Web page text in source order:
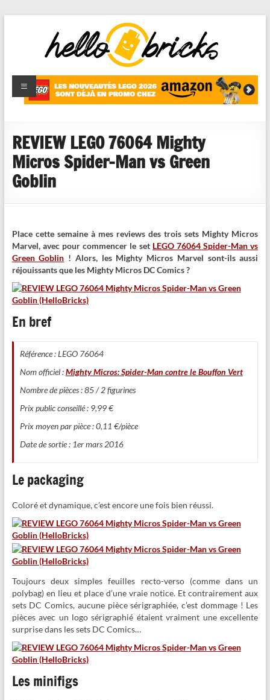
HelloBricks
Blog LEGO,
nouveaut�s
reviews
REVIEW LEGO 76064 Mighty
Micros Spider-Man vs Green
Goblin
Place cette semaine à mes reviews des trois sets Mighty Micros
Marvel, avec pour commencer le set LEGO 76064 Spider-Man vs
Green Goblin ! Alors, les Mighty Micros Marvel sont-ils aussi
réjouissants que les Mighty Micros DC Comics ?
En bref
Référence : LEGO 76064
Nom officiel :Mighty Micros: Spider-Man contre le Bouffon Vert
Nombre de pièces : 85 / 2 figurines
Prix public conseillé : 9,99 €
Prix moyen par pièce : 0,11 €/pièce
Date de sortie : 1er mars 2016
Le packaging
Coloré et dynamique, c’est encore une fois bien réussi.
Toujours deux simples feuilles recto-verso (comme dans un
polybag) en lieu et place d’une vraie notice. Et contrairement aux
sets DC Comics, aucune pièce sérigraphiée, c’est dommage ! Les
pièces avec un logo sérigraphié étaient vraiment une excellente
surprise dans les sets DC Comics…
Les minifigs